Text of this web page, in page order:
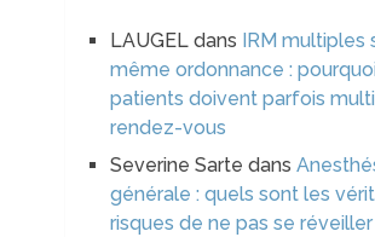
LAUGELdans IRM multiples
même ordonnance :
patients doivent parfois
rendez-vous
Severine Sarte dans
générale : quels sont les
risques de ne pas se réveiller